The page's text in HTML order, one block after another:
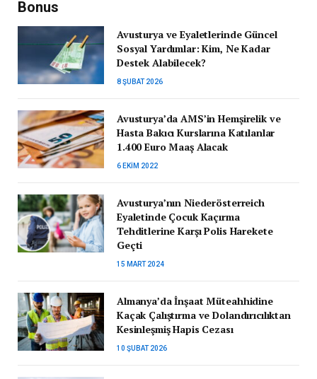
Bonus
Avusturya ve Eyaletlerinde Güncel
Sosyal Yardımlar: Kim, Ne Kadar
Destek Alabilecek?
8 ŞUBAT 2026
Avusturya’da AMS’in Hemşirelik ve
Hasta Bakıcı Kurslarına Katılanlar
1.400 Euro Maaş Alacak
6 EKIM 2022
Avusturya’nın Niederösterreich
Eyaletinde Çocuk Kaçırma
Tehditlerine Karşı Polis Harekete
Geçti
15 MART 2024
Almanya’da İnşaat Müteahhidine
Kaçak Çalıştırma ve Dolandırıcılıktan
Kesinleşmiş Hapis Cezası
10 ŞUBAT 2026